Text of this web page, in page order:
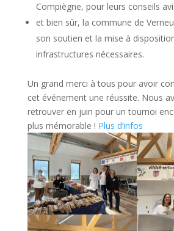
Compiègne, pour leurs conseils
et bien sûr, la commune de
son soutien et la mise à
infrastructures nécessaires.
Un grand merci à tous pour avoir
cet événement une réussite. Nous
retrouver en juin pour un tournoi
plus mémorable ! Plus d’infos